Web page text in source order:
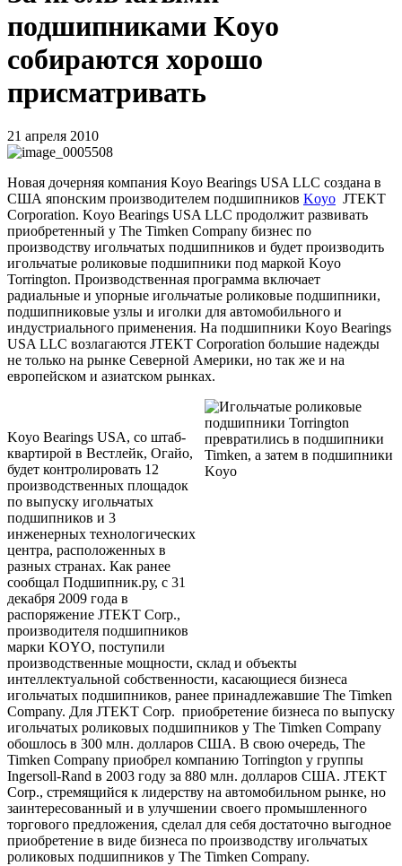
подшипниками Koyo
собираются хорошо
присматривать
21 апреля 2010
Новая дочерняя компания Koyo Bearings USA LLC создана в
США японским производителем подшипников Koyo JTEKT
Corporation. Koyo Bearings USA LLC продолжит развивать
приобретенный у The Timken Company бизнес по
производству игольчатых подшипников и будет производить
игольчатые роликовые подшипники под маркой Koyo
Torrington. Производственная программа включает
радиальные и упорные игольчатые роликовые подшипники,
подшипниковые узлы и иголки для автомобильного и
индустриального применения. На подшипники Koyo Bearings
USA LLC возлагаются JTEKT Corporation большие надежды
не только на рынке Северной Америки, но так же и на
европейском и азиатском рынках.
Koyo Bearings USA, со штаб-
квартирой в Вестлейк, Огайо,
будет контролировать 12
производственных площадок
по выпуску игольчатых
подшипников и 3
инженерных технологических
центра, расположенных в
разных странах. Как ранее
сообщал Подшипник.ру, с 31
декабря 2009 года в
распоряжение JTEKT Corp.,
производителя подшипников
марки KOYO, поступили
производственные мощности, склад и объекты
интеллектуальной собственности, касающиеся бизнеса
игольчатых подшипников, ранее принадлежавшие The Timken
Company. Для JTEKT Corp. приобретение бизнеса по выпуску
игольчатых роликовых подшипников у The Timken Company
обошлось в 300 млн. долларов США. В свою очередь, The
Timken Company приобрел компанию Torrington у группы
Ingersoll-Rand в 2003 году за 880 млн. долларов США. JTEKT
Corp., стремящийся к лидерству на автомобильном рынке, но
заинтересованный и в улучшении своего промышленного
торгового предложения, сделал для себя достаточно выгодное
приобретение в виде бизнеса по производству игольчатых
роликовых подшипников у The Timken Company.